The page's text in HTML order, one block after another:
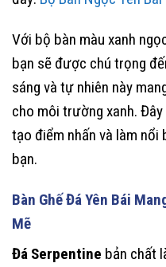
Với bộ bàn màu xanh
bạn sẽ được chú trọng
sáng và tự nhiên này
cho môi trường xanh.
tạo điểm nhấn và làm nổi
bạn.
Bàn Ghế Đá Yên Bái
Mẽ
Đá Serpentine bản chất